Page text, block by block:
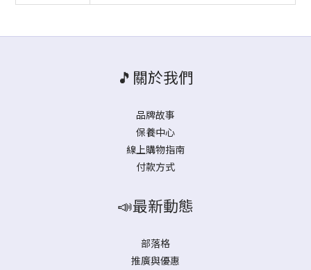
🎵關於我們
品牌故事
保養中心
線上購物指南
付款方式
📣最新動態
部落格
推廣與優惠